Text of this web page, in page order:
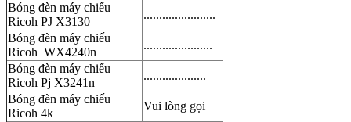
Bóng đèn máy chiếu
Ricoh PJ X3130
.......................
Bóng đèn máy chiếu
Ricoh WX4240n
......................
Bóng đèn máy chiếu
Ricoh Pj X3241n
....................
Bóng đèn máy chiếu
Ricoh 4k
Vui lòng gọi